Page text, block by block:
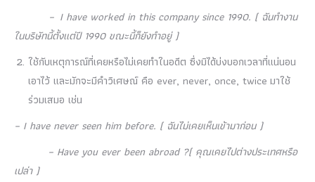
– I have worked in this company since 1990. ( ฉันทำงาน
ในบริษัทนี้ตั้งแต่ปี 1990 ขณะนี้ก็ยังทำอยู่ )
ใช้กับเหตุการณ์ที่เคยหรือไม่เคยทำในอดีต ซึ่งมิได้บ่งบอกเวลาที่แน่นอน
เอาไว้ และมักจะมีคำวิเศษณ์ คือ ever, never, once, twice มาใช้
ร่วมเสมอ เช่น
– I have never seen him before. ( ฉันไม่เคยเห็นเข้ามาก่อน )
– Have you ever been abroad ?( คุณเคยไปต่างประเทศหรือ
เปล่า )